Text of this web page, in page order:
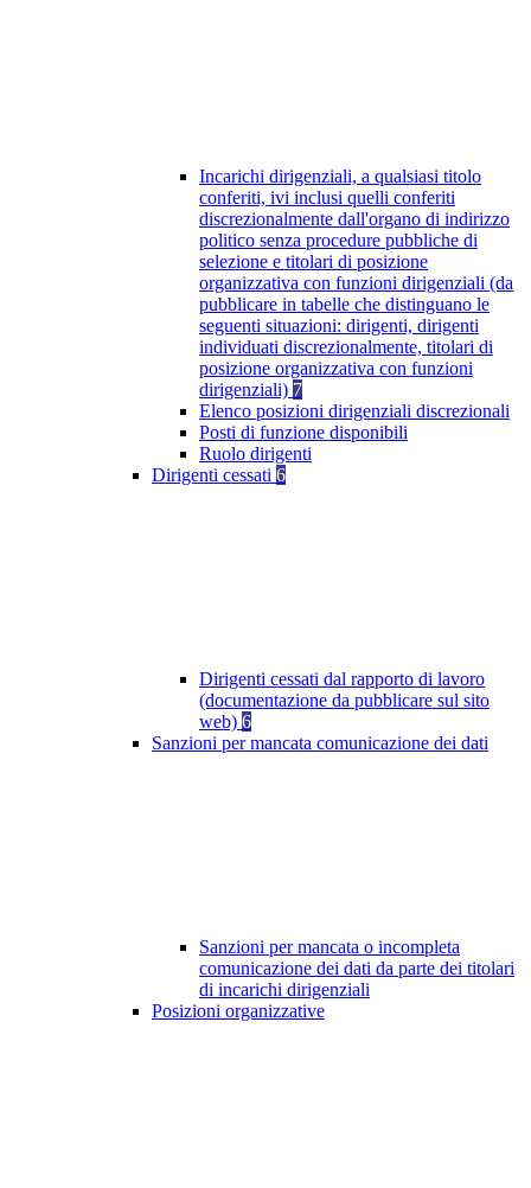
Incarichi dirigenziali, a qualsiasi titolo
conferiti, ivi inclusi quelli conferiti
discrezionalmente dall'organo di indirizzo
politico senza procedure pubbliche di
selezione e titolari di posizione
organizzativa con funzioni dirigenziali (da
pubblicare in tabelle che distinguano le
seguenti situazioni: dirigenti, dirigenti
individuati discrezionalmente, titolari di
posizione organizzativa con funzioni
dirigenziali) 7
Elenco posizioni dirigenziali discrezionali
Posti di funzione disponibili
Ruolo dirigenti
Dirigenti cessati 6
Dirigenti cessati dal rapporto di lavoro
(documentazione da pubblicare sul sito
web) 6
Sanzioni per mancata comunicazione dei dati
Sanzioni per mancata o incompleta
comunicazione dei dati da parte dei titolari
di incarichi dirigenziali
Posizioni organizzative